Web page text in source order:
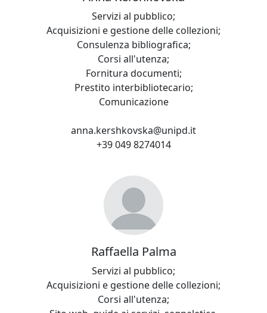
Servizi al pubblico;
Acquisizioni e gestione delle collezioni;
Consulenza bibliografica;
Corsi all'utenza;
Fornitura documenti;
Prestito interbibliotecario;
Comunicazione
anna.kershkovska@unipd.it
+39 049 8274014
Raffaella Palma
Servizi al pubblico;
Acquisizioni e gestione delle collezioni;
Corsi all'utenza;